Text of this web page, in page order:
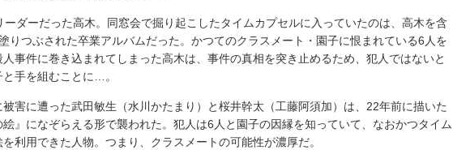
ダーだった高木。同窓会で掘り起こしたタイムカプセルに入っていたのは、高木を含
りつぶされた卒業アルバムだった。かつてのクラスメート・園子に恨まれている6人を
事件に巻き込まれてしまった高木は、事件の真相を突き止めるため、犯人ではないと
手を組むことに…。
害に遭った武田敏生（水川かたまり）と桜井幹太（工藤阿須加）は、22年前に描いた
絵』になぞらえる形で襲われた。犯人は6人と園子の因縁を知っていて、なおかつタイム
利用できた人物。つまり、クラスメートの可能性が濃厚だ。